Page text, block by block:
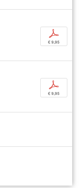
p
€ 9,95
p
€ 9,95